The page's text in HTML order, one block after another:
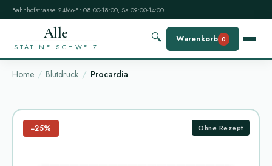
Bahnhofstrasse 24Mo-Fr 08:00-18:00, Sa 09:00-14:00
Alle
STATINE SCHWEIZ
🔍 Warenkorb 0
Home Blutdruck Procardia
−25% Ohne Rezept